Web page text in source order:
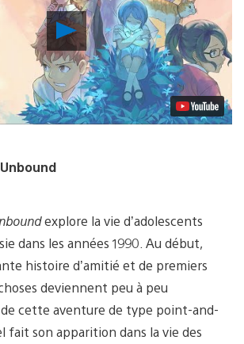
Lancer
la
vidéo
explore la vie d’adolescents
dans les années 1990. Au début,
histoire d’amitié et de premiers
deviennent peu à peu
cette aventure de type point-and-
fait son apparition dans la vie des